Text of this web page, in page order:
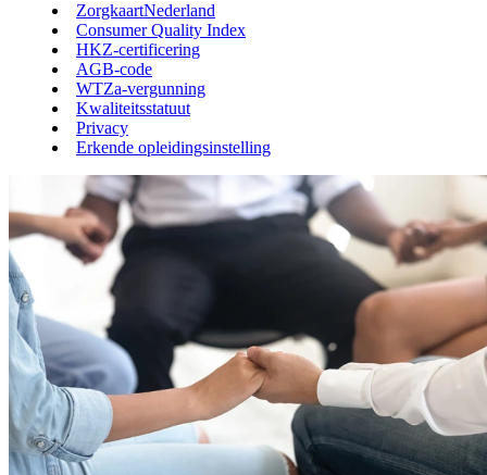
ZorgkaartNederland
Consumer Quality Index
HKZ-certificering
AGB-code
WTZa-vergunning
Kwaliteitsstatuut
Privacy
Erkende opleidingsinstelling